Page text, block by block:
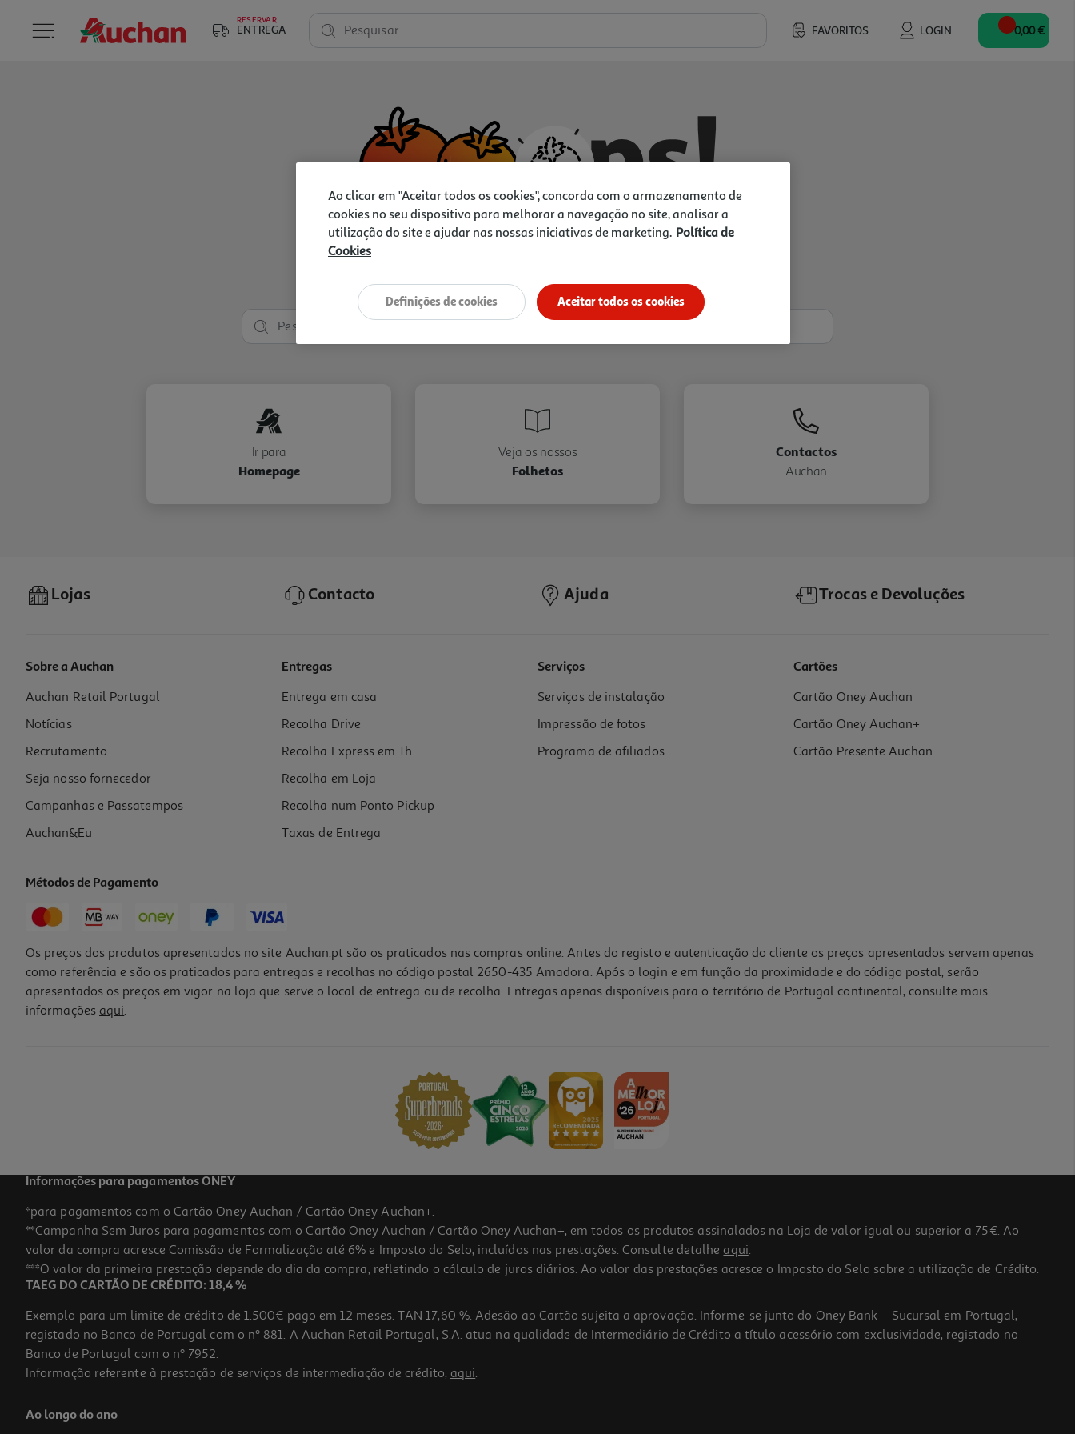
RESERVAR
ENTREGA FAVORITOS LOGIN
Pesquisar 0,00 €
Vamos tentar de novo?
Ir para
Homepage
Veja os nossos
Folhetos
Contactos
Auchan
Lojas Contacto Ajuda Trocas e Devoluções
Sobre a Auchan
Auchan Retail Portugal
Notícias
Recrutamento
Seja nosso fornecedor
Campanhas e Passatempos
Auchan&Eu
Entregas
Entrega em casa
Recolha Drive
Recolha Express em 1h
Recolha em Loja
Recolha num Ponto Pickup
Taxas de Entrega
Serviços
Serviços de instalação
Impressão de fotos
Programa de afiliados
Cartões
Cartão Oney Auchan
Cartão Oney Auchan+
Cartão Presente Auchan
Métodos de Pagamento
Os preços dos produtos apresentados no site Auchan.pt são os praticados nas compras online. Antes do registo e autenticação do cliente os preços apresentados servem apenas
como referência e são os praticados para entregas e recolhas no código postal 2650-435 Amadora. Após o login e em função da proximidade e do código postal, serão
apresentados os preços em vigor na loja que serve o local de entrega ou de recolha. Entregas apenas disponíveis para o território de Portugal continental, consulte mais
informações aqui.
Informações para pagamentos ONEY
*para pagamentos com o Cartão Oney Auchan / Cartão Oney Auchan+.
**Campanha Sem Juros para pagamentos com o Cartão Oney Auchan / Cartão Oney Auchan+, em todos os produtos assinalados na Loja de valor igual ou superior a 75€. Ao
valor da compra acresce Comissão de Formalização até 6% e Imposto do Selo, incluídos nas prestações. Consulte detalhe aqui.
***O valor da primeira prestação depende do dia da compra, refletindo o cálculo de juros diários. Ao valor das prestações acresce o Imposto do Selo sobre a utilização de Crédito.
TAEG DO CARTÃO DE CRÉDITO: 18,4 %
Exemplo para um limite de crédito de 1.500€ pago em 12 meses. TAN 17,60 %. Adesão ao Cartão sujeita a aprovação. Informe-se junto do Oney Bank – Sucursal em Portugal,
registado no Banco de Portugal com o nº 881. A Auchan Retail Portugal, S.A. atua na qualidade de Intermediário de Crédito a título acessório com exclusividade, registado no
Banco de Portugal com o nº 7952.
Informação referente à prestação de serviços de intermediação de crédito, aqui.
Ao longo do ano
Ao clicar em "Aceitar todos os cookies", concorda com o armazenamento de
cookies no seu dispositivo para melhorar a navegação no site, analisar a
utilização do site e ajudar nas nossas iniciativas de marketing. Política de
Cookies
Aceitar todos os cookies
Definições de cookies